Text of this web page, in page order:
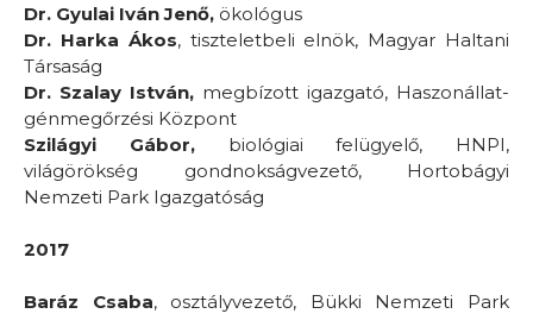
Dr. Gyulai Iván Jenő, ökológus
Dr. Harka Ákos, tiszteletbeli elnök, Magyar Haltani
Társaság
Dr. Szalay István, megbízott igazgató, Haszonállat-
génmegőrzési Központ
Szilágyi Gábor,biológiai felügyelő, HNPI,
világörökség gondnokságvezető, Hortobágyi
Nemzeti Park Igazgatóság
2017
Baráz Csaba, osztályvezető, Bükki Nemzeti Park